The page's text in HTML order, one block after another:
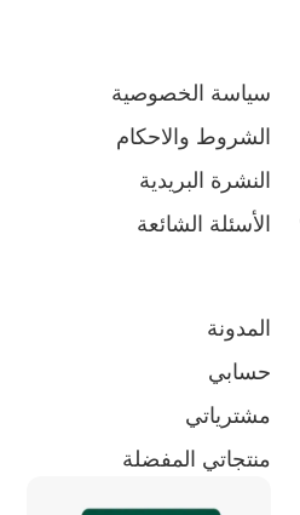
سياسة الخصوصية
الشروط والاحكام
النشرة البريدية
الأسئلة الشائعة
المدونة
حسابي
مشترياتي
منتجاتي المفضلة